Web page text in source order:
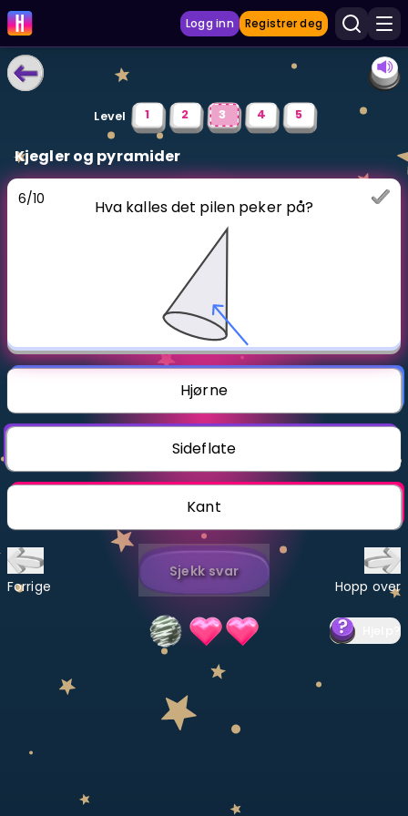
Logg inn Registrer deg
LÆRINGSVERKTØY
Læreplan
Gangetabellen
Junior Matte
Bestill privatundervisning
Inviter en venn
Velg læreplan
Logg inn
Level 1 2 3 4 5
Kjegler og pyramider
6/10 Hva kalles det pilen peker på?
Hjørne
Sideflate
Kant
Forrige
Sjekk svar
Hopp over
?